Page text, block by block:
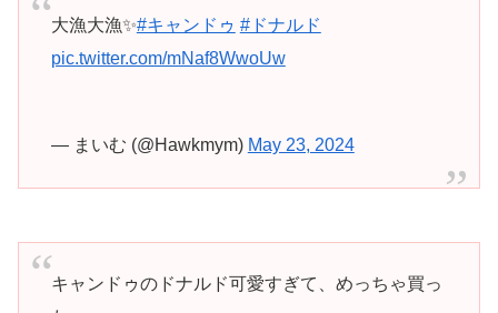
大漁大漁✨#キャンドゥ #ドナルド
pic.twitter.com/mNaf8WwoUw
— まいむ (@Hawkmym) May 23, 2024
キャンドゥのドナルド可愛すぎて、めっちゃ買っ